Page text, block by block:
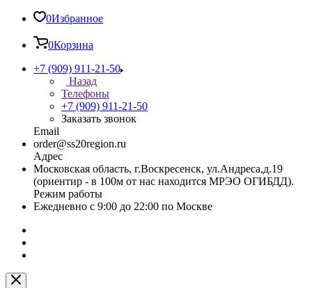
0Избранное
0Корзина
+7 (909) 911-21-50
Назад
Телефоны
+7 (909) 911-21-50
Заказать звонок
Email
order@ss20region.ru
Адрес
Московская область, г.Воскресенск, ул.Андреса,д.19
(ориентир - в 100м от нас находится МРЭО ОГИБДД).
Режим работы
Ежедневно с 9:00 до 22:00 по Москве